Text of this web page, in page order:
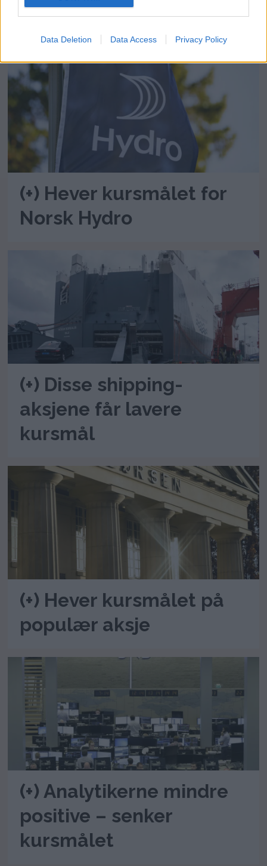
Data Deletion Data Access Privacy Policy
Karmøy
(+) Hever kursmålet for
Norsk Hydro
(+) Disse shipping-
aksjene får lavere
kursmål
(+) Hever kursmålet på
populær aksje
(+) Analytikerne mindre
positive – senker
kursmålet